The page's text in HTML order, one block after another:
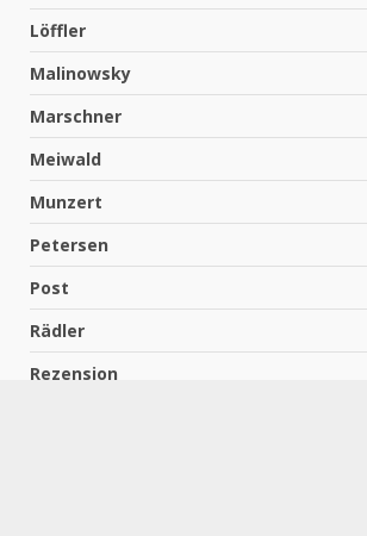
Löffler
Malinowsky
Marschner
Meiwald
Munzert
Petersen
Post
Rädler
Rezension